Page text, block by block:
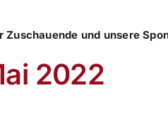
und unsere
2022